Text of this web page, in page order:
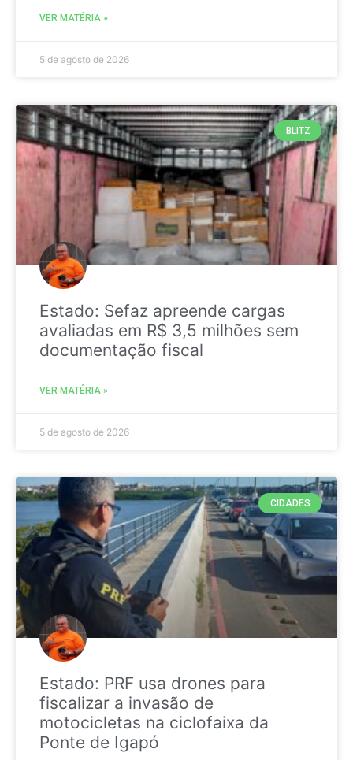
VER MATÉRIA »
5 de agosto de 2026
BLITZ
Estado: Sefaz apreende cargas
avaliadas em R$ 3,5 milhões sem
documentação fiscal
VER MATÉRIA »
5 de agosto de 2026
CIDADES
Estado: PRF usa drones para
fiscalizar a invasão de
motocicletas na ciclofaixa da
Ponte de Igapó